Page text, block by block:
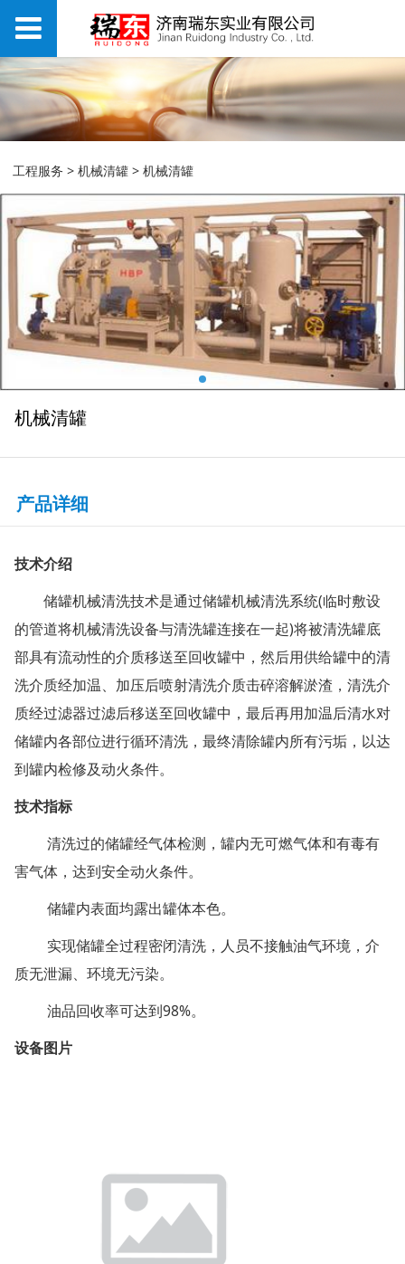
机械清罐
工程服务 >机械清罐 >机械清罐
机械清罐
产品详细
技术介绍
储罐机械清洗技术是通过储罐机械清洗系统(临时敷设
的管道将机械清洗设备与清洗罐连接在一起)将被清洗罐底
部具有流动性的介质移送至回收罐中，然后用供给罐中的清
洗介质经加温、加压后喷射清洗介质击碎溶解淤渣，清洗介
质经过滤器过滤后移送至回收罐中，最后再用加温后清水对
储罐内各部位进行循环清洗，最终清除罐内所有污垢，以达
到罐内检修及动火条件。
技术指标
清洗过的储罐经气体检测，罐内无可燃气体和有毒有
害气体，达到安全动火条件。
储罐内表面均露出罐体本色。
实现储罐全过程密闭清洗，人员不接触油气环境，介
质无泄漏、环境无污染。
油品回收率可达到98%。
设备图片